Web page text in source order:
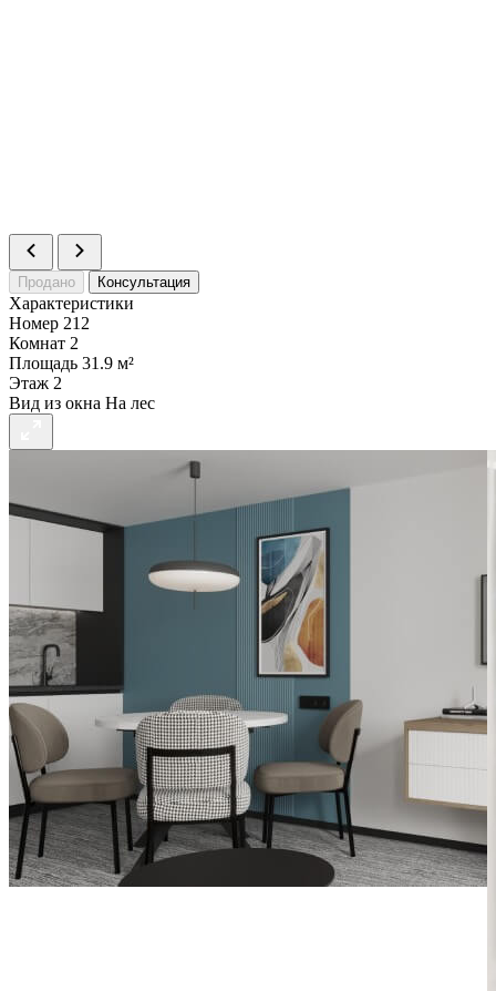
Продано Консультация
Характеристики
Номер 212
Комнат 2
Площадь 31.9 м²
Этаж 2
Вид из окна На лес